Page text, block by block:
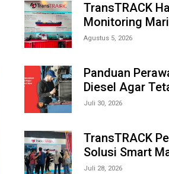
TransTRACK
Monitoring
Terintegrasi
Offshore Expo
Agustus 5, 2026
Panduan
Diesel Agar
dan Tahan Lama
Juli 30, 2026
TransTRACK
Solusi Smart
Monitoring
Juli 28, 2026